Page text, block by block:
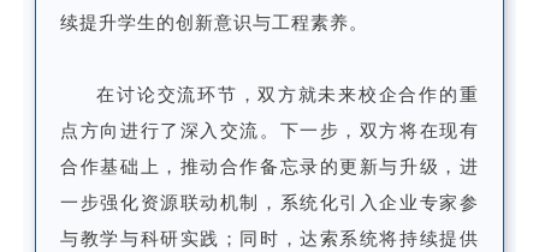
续提升学生的创新意识与工程素养。
在讨论交流环节，双方就未来校企合作的重
点方向进行了深入交流。下一步，双方将在现有
合作基础上，推动合作备忘录的更新与升级，进
一步强化资源联动机制，系统化引入企业专家参
与教学与科研实践；同时，达索系统将持续提供